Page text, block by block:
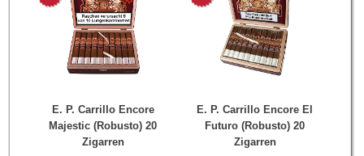
E. P. Carrillo Encore
Majestic (Robusto) 20
Zigarren
E. P. Carrillo Encore El
Futuro (Robusto) 20
Zigarren